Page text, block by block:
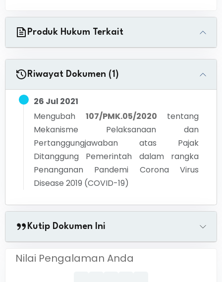
Produk Hukum Terkait
Riwayat Dokumen (1)
26 Jul 2021
Mengubah
107/PMK.05/2020
tentang
Mekanisme Pelaksanaan dan
Pertanggungjawaban atas Pajak
Ditanggung Pemerintah dalam rangka
Penanganan Pandemi Corona Virus
Disease 2019 (COVID-19)
Kutip Dokumen Ini
Nilai Pengalaman Anda